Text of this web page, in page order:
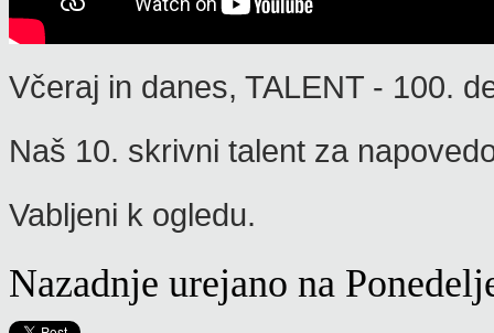
Včeraj in danes, TALENT - 100.
Naš 10. skrivni talent za
Vabljeni k ogledu.
Nazadnje urejano na